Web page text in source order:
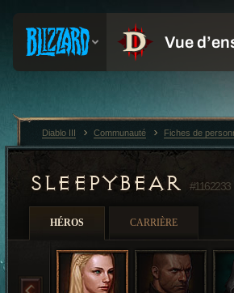
SLEEPYBEAR #1162233
HÉROS CARRIÈRE
Diablo III Communauté Fiches de